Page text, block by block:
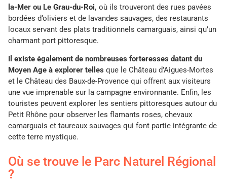
la-Mer ou Le Grau-du-Roi, où ils trouveront des rues pavées
bordées d’oliviers et de lavandes sauvages, des restaurants
locaux servant des plats traditionnels camarguais, ainsi qu’un
charmant port pittoresque.
Il existe également de nombreuses forteresses datant du
Moyen Age à explorer telles que le Château d’Aigues-Mortes
et le Château des Baux-de-Provence qui offrent aux visiteurs
une vue imprenable sur la campagne environnante. Enfin, les
touristes peuvent explorer les sentiers pittoresques autour du
Petit Rhône pour observer les flamants roses, chevaux
camarguais et taureaux sauvages qui font partie intégrante de
cette terre mystique.
Où se trouve le Parc Naturel Régional
?